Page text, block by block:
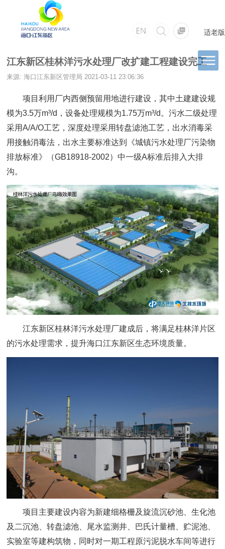
适老版
江东新区桂林洋污水处理厂改扩建工程建设完工
来源: 海口江东新区管理局 2021-03-11 23:06:36
项目利用厂内西侧预留用地进行建设，其中土建建设规
模为3.5万m³/d，设备处理规模为1.75万m³/d。污水二级处理
采用A/A/O工艺，深度处理采用转盘滤池工艺，出水消毒采
用接触消毒法，出水主要标准达到《城镇污水处理厂污染物
排放标准》（GB18918-2002）中一级A标准后排入大排
沟。
江东新区桂林洋污水处理厂建成后，将满足桂林洋片区
的污水处理需求，提升海口江东新区生态环境质量。
项目主要建设内容为新建细格栅及旋流沉砂池、生化池
及二沉池、转盘滤池、尾水监测井、巴氏计量槽、贮泥池、
实验室等建构筑物，同时对一期工程原污泥脱水车间等进行